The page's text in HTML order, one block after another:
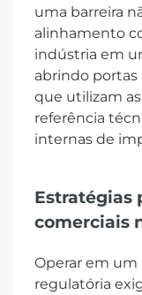
uma barreira
alinhamento
indústria em
abrindo
que utilizam
referência
internas de
Estratégias
comerciais
Operar em
regulatória